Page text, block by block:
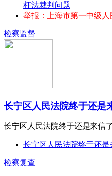
枉法裁判问题
举报：上海市第一中级
检察监督
长宁区人民法院终于还是
长宁区人民法院终于还是来信了
长宁区人民法院终于还是
检察复查